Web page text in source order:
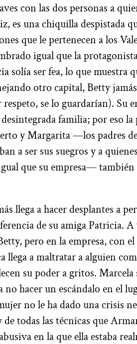
con las dos personas a
es una chiquilla despistada
que le pertenecen a los
igual que la
solía ser fea, lo que muestra
otro capital, Betty
se lo guardarían). Su
familia; por eso la
y Margarita —los padres
a ser sus suegros y a
que su empresa—
llega a hacer desplantes a
de su amiga Patricia. A
pero en la empresa, con
llega a maltratar a alguien
su poder a gritos. Marcela
no hacer un escándalo en el
no le ha dado una crisis
todas las técnicas que
en la que ella estaba